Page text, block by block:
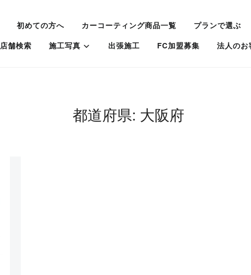
初めての方へ カーコーティング商品一覧 プランで選ぶ
店舗検索
施工写真 出張施工 FC加盟募集 法人のお
都道府県: 大阪府